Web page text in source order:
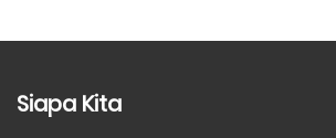
Siapa Kita